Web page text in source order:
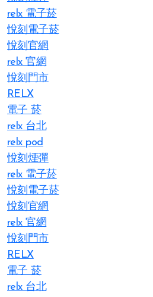
relx 電子菸
悅刻電子菸
悅刻官網
relx 官網
悅刻門市
RELX
電子 菸
relx 台北
relx pod
悅刻煙彈
relx 電子菸
悅刻電子菸
悅刻官網
relx 官網
悅刻門市
RELX
電子 菸
relx 台北